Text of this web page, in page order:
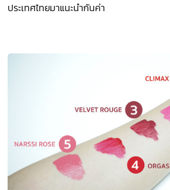
ประเทศไทยมาแนะนำกันค่า